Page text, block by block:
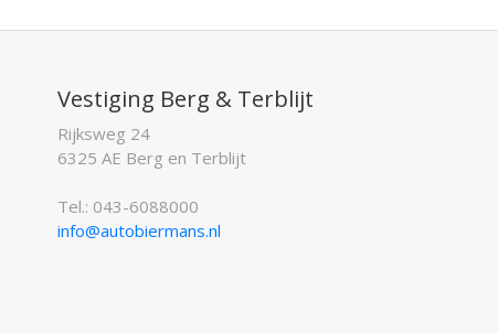
Vestiging Berg & Terblijt
Rijksweg 24
6325 AE Berg en Terblijt
Tel.: 043-6088000
info@autobiermans.nl